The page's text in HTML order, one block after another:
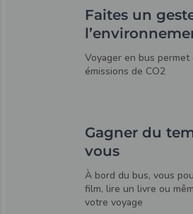
Faites un
Voyager en bus
émissions de CO2
Gagner du
vous
À bord du bus, vous
film, lire un livre ou
votre voyage